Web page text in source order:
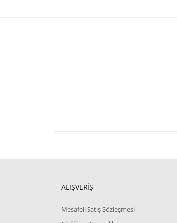
ALIŞVERİŞ
Mesafeli Satış Sözleşmesi